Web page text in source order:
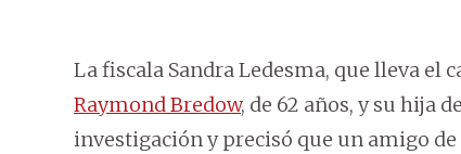
La fiscala Sandra Ledesma, que lleva el
Raymond Bredow, de 62 años, y su hija
investigación y precisó que un amigo